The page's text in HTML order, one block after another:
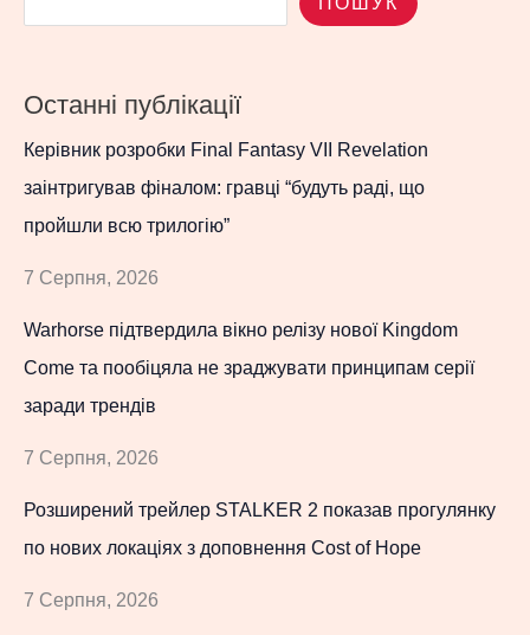
Останні публікації
Керівник розробки Final Fantasy VII Revelation
заінтригував фіналом: гравці “будуть раді, що
пройшли всю трилогію”
7 Серпня, 2026
Warhorse підтвердила вікно релізу нової Kingdom
Come та пообіцяла не зраджувати принципам серії
заради трендів
7 Серпня, 2026
Розширений трейлер STALKER 2 показав прогулянку
по нових локаціях з доповнення Cost of Hope
7 Серпня, 2026